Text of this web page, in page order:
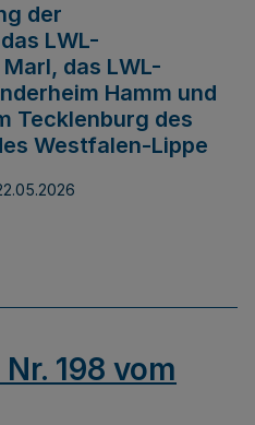
der
LWL-
das LWL-
Hamm und
Tecklenburg des
Westfalen-Lippe
198 vom